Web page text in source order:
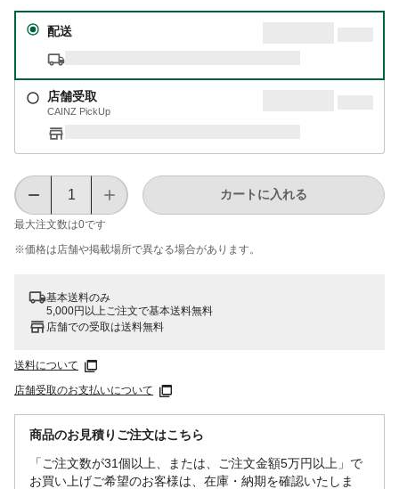
配送
店舗受取
CAINZ PickUp
最大注文数は0です
カートに入れる
※価格は​店舗や​掲載場所で​異なる​場合が​あります。
基本送料のみ
5,000円以上ご注文で基本送料無料
店舗での受取は送料無料
送料について
店舗受取のお支払いについて
商品のお見積りご注文はこちら
「ご注文数が31個以上、または、ご注文金額5万円以上」で
お買い上げご希望のお客様は、在庫・納期を確認いたしま